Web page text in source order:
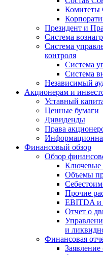
Комитеты
Президент и
Система
Система
контроля
Система
Система
Независимый
Акционерам и
Уставный
Ценные бумаги
Дивиденды
Права
Финансовый обзор
Обзор
Ключевые
Объемы
Прочие
EBITDA и
Отчет о
и
Финансовая
Заявление